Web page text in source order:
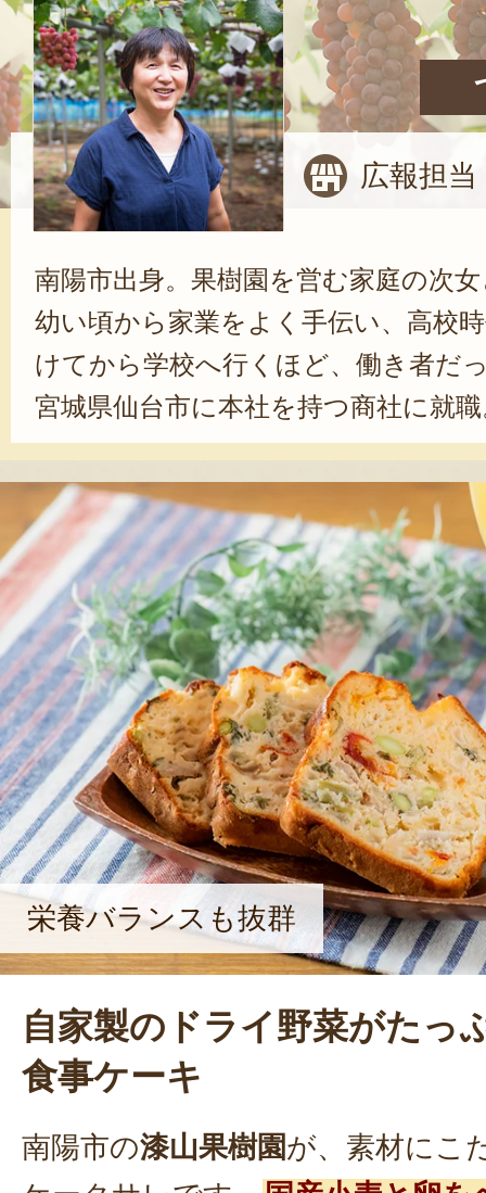
広報担
南陽市出身。果樹園を営む家庭の次
幼い頃から家業をよく手伝い、高校
けてから学校へ行くほど、働き者だ
宮城県仙台市に本社を持つ商社に就
務員として12年務めた。実家の果樹
が、社内でも評判だったことから、
いただけるぶどうを、もっと多くの
と、一念発起。退職し、就農を決め
を超えるぶどう栽培だけでなく、自
素材を使ったドライフルーツをはじ
わった加工品の製造・販売も行う。
品開発に意欲的に取り組むなど、多
りは、「お客様に美味しいものを届
だけ。来ていただく方や、贈られた
った』の声が原動力ですね」と、笑
だった。
栄養バランスも抜群
自家製のドライ野菜がたっ
食事ケーキ
南陽市の漆山果樹園が、素材にこ